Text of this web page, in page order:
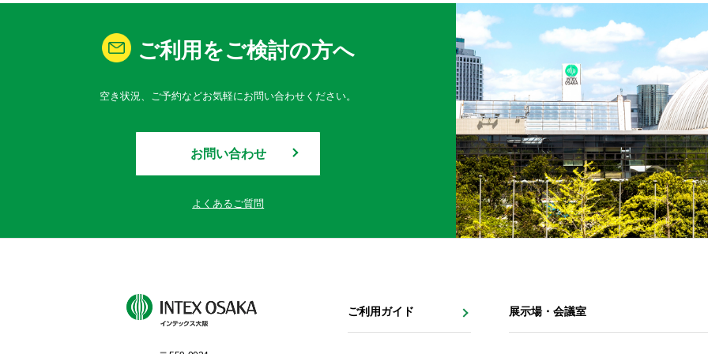
ご利用をご検討の方へ
空き状況、ご予約などお気軽にお問い合わせください。
お問い合わせ
よくあるご質問
ご利用ガイド 展示場・会議室